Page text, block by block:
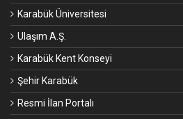
Karabük Üniversitesi
Ulaşım A.Ş.
Karabük Kent Konseyi
Şehir Karabük
Resmi İlan Portalı